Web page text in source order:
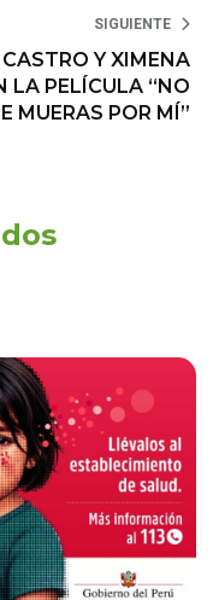
SIGUIENTE
Y XIMENA
LA PELÍCULA “NO
MUERAS POR MÍ”